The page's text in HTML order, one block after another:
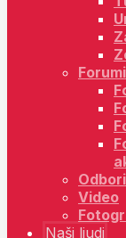
Forumi
Video
Naši ljudi